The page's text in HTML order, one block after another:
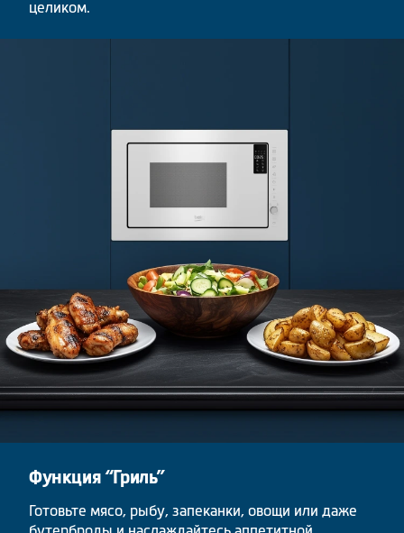
целиком.
Функция “Гриль”
Готовьте мясо, рыбу, запеканки, овощи или даже